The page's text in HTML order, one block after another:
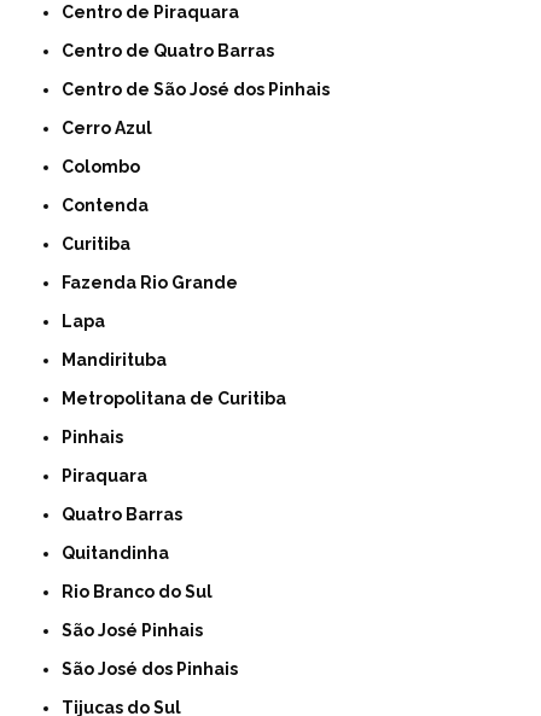
Centro de Piraquara
Centro de Quatro Barras
Centro de São José dos Pinhais
Cerro Azul
Colombo
Contenda
Curitiba
Fazenda Rio Grande
Lapa
Mandirituba
Metropolitana de Curitiba
Pinhais
Piraquara
Quatro Barras
Quitandinha
Rio Branco do Sul
São José Pinhais
São José dos Pinhais
Tijucas do Sul